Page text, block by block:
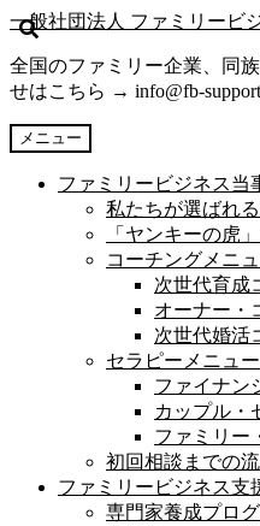
ナ
ゲ
ー
シ
ョ
コ
テ
ン
ツ
へ
一般社団法人 ファミリービ
全国のファミリー企業、同
せはこちら → info@fb-
メニュー
ファミリービジネス当
私たちが選ばれ
「ヤンキーの虎
コーチングメニ
次世代育成
オーナー・
次世代婚活
セラピーメニュー
ファイナン
カップル・
ファミリー
初回相談までの
ファミリービジネス支
専門家養成プロ